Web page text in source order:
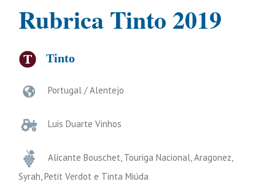
Rubrica Tinto 2019
Tinto
Portugal / Alentejo
Luis Duarte Vinhos
Alicante Bouschet, Touriga Nacional, Aragonez,
Syrah, Petit Verdot e Tinta Miúda